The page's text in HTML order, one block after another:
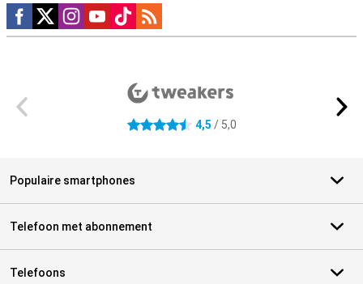
Social media
4.5 sterren 4,5 / 5,0
Populaire smartphones
Telefoon met abonnement
Telefoons